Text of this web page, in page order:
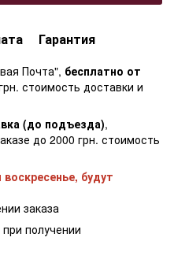
Гарантия
Почта", бесплатно от
стоимость доставки и
(до подъезда),
до 2000 грн. стоимость
будут
заказа
получении